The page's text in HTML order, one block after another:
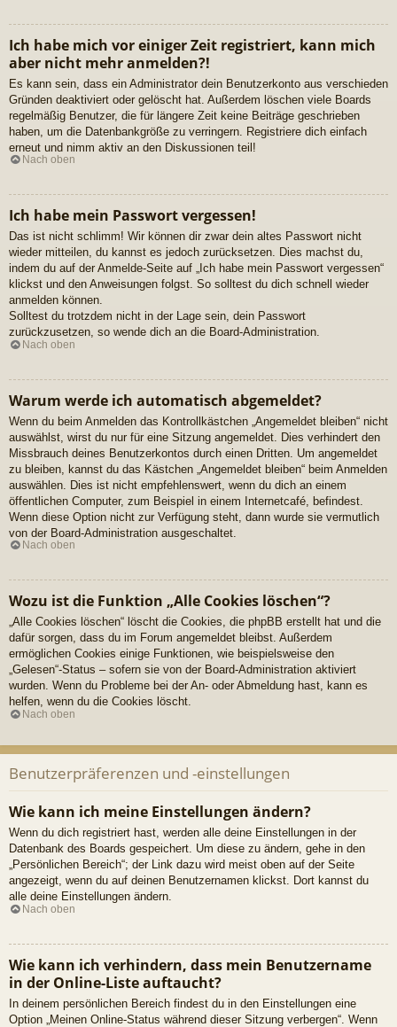
Ich habe mich vor einiger Zeit registriert, kann mich
aber nicht mehr anmelden?!
Es kann sein, dass ein Administrator dein Benutzerkonto aus verschieden
Gründen deaktiviert oder gelöscht hat. Außerdem löschen viele Boards
regelmäßig Benutzer, die für längere Zeit keine Beiträge geschrieben
haben, um die Datenbankgröße zu verringern. Registriere dich einfach
erneut und nimm aktiv an den Diskussionen teil!
Nach oben
Ich habe mein Passwort vergessen!
Das ist nicht schlimm! Wir können dir zwar dein altes Passwort nicht
wieder mitteilen, du kannst es jedoch zurücksetzen. Dies machst du,
indem du auf der Anmelde-Seite auf „Ich habe mein Passwort vergessen“
klickst und den Anweisungen folgst. So solltest du dich schnell wieder
anmelden können.
Solltest du trotzdem nicht in der Lage sein, dein Passwort
zurückzusetzen, so wende dich an die Board-Administration.
Nach oben
Warum werde ich automatisch abgemeldet?
Wenn du beim Anmelden das Kontrollkästchen „Angemeldet bleiben“ nicht
auswählst, wirst du nur für eine Sitzung angemeldet. Dies verhindert den
Missbrauch deines Benutzerkontos durch einen Dritten. Um angemeldet
zu bleiben, kannst du das Kästchen „Angemeldet bleiben“ beim Anmelden
auswählen. Dies ist nicht empfehlenswert, wenn du dich an einem
öffentlichen Computer, zum Beispiel in einem Internetcafé, befindest.
Wenn diese Option nicht zur Verfügung steht, dann wurde sie vermutlich
von der Board-Administration ausgeschaltet.
Nach oben
Wozu ist die Funktion „Alle Cookies löschen“?
„Alle Cookies löschen“ löscht die Cookies, die phpBB erstellt hat und die
dafür sorgen, dass du im Forum angemeldet bleibst. Außerdem
ermöglichen Cookies einige Funktionen, wie beispielsweise den
„Gelesen“-Status – sofern sie von der Board-Administration aktiviert
wurden. Wenn du Probleme bei der An- oder Abmeldung hast, kann es
helfen, wenn du die Cookies löscht.
Nach oben
Benutzerpräferenzen und -einstellungen
Wie kann ich meine Einstellungen ändern?
Wenn du dich registriert hast, werden alle deine Einstellungen in der
Datenbank des Boards gespeichert. Um diese zu ändern, gehe in den
„Persönlichen Bereich“; der Link dazu wird meist oben auf der Seite
angezeigt, wenn du auf deinen Benutzernamen klickst. Dort kannst du
alle deine Einstellungen ändern.
Nach oben
Wie kann ich verhindern, dass mein Benutzername
in der Online-Liste auftaucht?
In deinem persönlichen Bereich findest du in den Einstellungen eine
Option „Meinen Online-Status während dieser Sitzung verbergen“. Wenn